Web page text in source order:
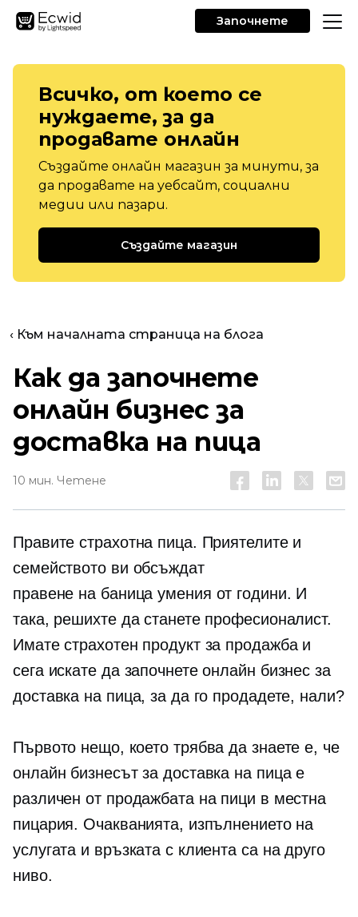
Започнете
Всичко, от което се
нуждаете, за да
продавате онлайн
Създайте онлайн магазин за минути, за
да продавате на уебсайт, социални
медии или пазари.
Създайте магазин
‹ Към началната страница на блога
Как да започнете
онлайн бизнес за
доставка на пица
10 мин. Четене
Правите страхотна пица. Приятелите и
семейството ви обсъждат
правене на баница умения от години. И
така, решихте да станете професионалист.
Имате страхотен продукт за продажба и
сега искате да започнете онлайн бизнес за
доставка на пица, за да го продадете, нали?
Първото нещо, което трябва да знаете е, че
онлайн бизнесът за доставка на пица е
различен от продажбата на пици в местна
пицария. Очакванията, изпълнението на
услугата и връзката с клиента са на друго
ниво.